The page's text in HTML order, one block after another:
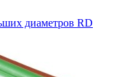
диаметров RD